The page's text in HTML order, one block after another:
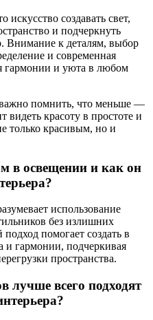
создавать свет,
и подчеркнуть
Внимание к деталям, выбор
и современная
гармонии и уюта в любом
помнить, что меньше —
красоту в простоте и
только красивым, но и
в освещении и как он
использование
без излишних
помогает создать в
гармонии, подчеркивая
пространства.
лучше всего подходят